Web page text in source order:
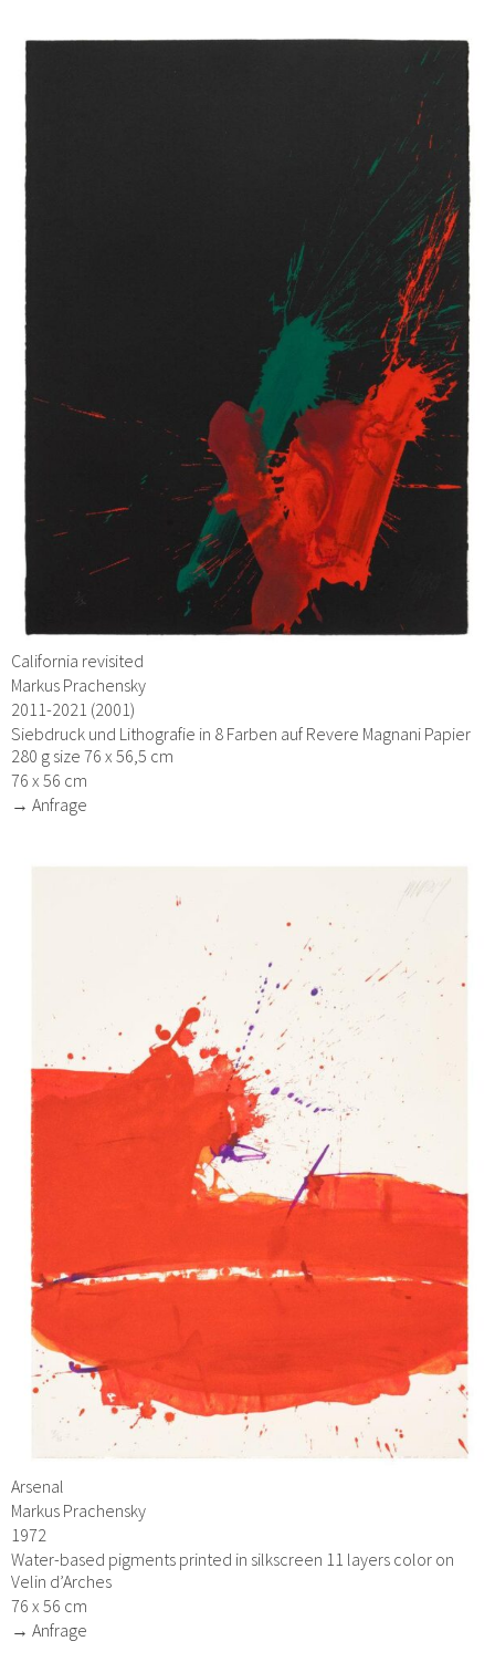
California revisited
Markus Prachensky
2011-2021 (2001)
Siebdruck und Lithografie in 8 Farben auf Revere Magnani Papier
280 g size 76 x 56,5 cm
76 x 56 cm
→ Anfrage
Arsenal
Markus Prachensky
1972
Water-based pigments printed in silkscreen 11 layers color on
Velin d’Arches
76 x 56 cm
→ Anfrage